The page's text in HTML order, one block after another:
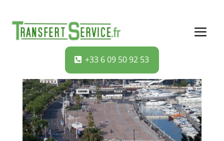
+33 6 09 50 92 53